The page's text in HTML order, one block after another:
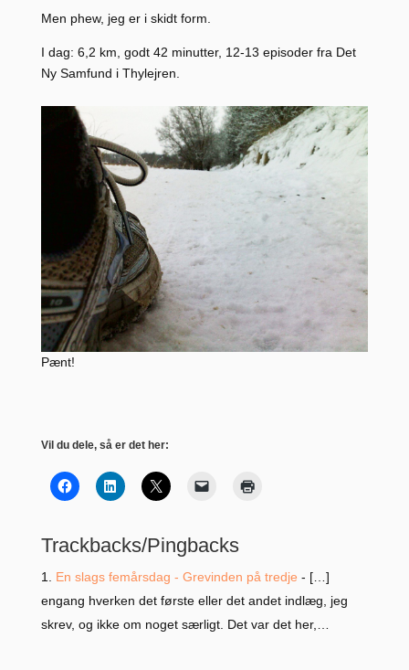
Men phew, jeg er i skidt form.
I dag: 6,2 km, godt 42 minutter, 12-13 episoder fra Det
Ny Samfund i Thylejren.
Pænt!
Vil du dele, så er det her:
Trackbacks/Pingbacks
En slags femårsdag - Grevinden på tredje - […]
engang hverken det første eller det andet indlæg, jeg
skrev, og ikke om noget særligt. Det var det her,…